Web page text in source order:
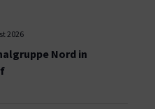
2026
Nord in